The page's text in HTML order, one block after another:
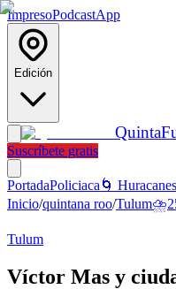
ImpresoPodcastApp
Edición
Quinta
Suscríbete gratis
PortadaPoliciaca 🌀 Huracanes
Inicio/quintana roo/Tulum⛈️
Tulum
Víctor Mas y